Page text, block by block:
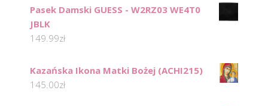
Pasek Damski GUESS - W2RZ03 WE4T0
JBLK
149.99zł
Kazańska Ikona Matki Bożej (ACHI215)
145.00zł